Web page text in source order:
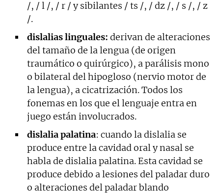
/, / l /, / r / y sibilantes / ts /, / dz /, / s /, / z
/.
dislalias linguales: derivan de alteraciones
del tamaño de la lengua (de origen
traumático o quirúrgico), a parálisis mono
o bilateral del hipogloso (nervio motor de
la lengua), a cicatrización. Todos los
fonemas en los que el lenguaje entra en
juego están involucrados.
dislalia palatina: cuando la dislalia se
produce entre la cavidad oral y nasal se
habla de dislalia palatina. Esta cavidad se
produce debido a lesiones del paladar duro
o alteraciones del paladar blando